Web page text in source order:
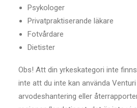
Psykologer
Privatpraktiserande läkare
Fotvårdare
Dietister
Obs! Att din yrkeskategori inte
inte att du inte kan använda
arvodeshantering eller